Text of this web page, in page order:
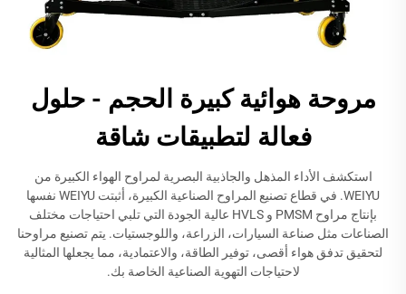
مروحة هوائية كبيرة الحجم - حلول
فعالة لتطبيقات شاقة
استكشف الأداء المذهل والجاذبية البصرية لمراوح الهواء الكبيرة من
WEIYU. في قطاع تصنيع المراوح الصناعية الكبيرة، أثبتت WEIYU نفسها
بإنتاج مراوح PMSM و HVLS عالية الجودة التي تلبي احتياجات مختلف
الصناعات مثل صناعة السيارات، الزراعة، واللوجستيات. يتم تصنيع مراوحنا
لتحقيق تدفق هواء أقصى، توفير الطاقة، والاعتمادية، مما يجعلها المثالية
لاحتياجات التهوية الصناعية الخاصة بك.